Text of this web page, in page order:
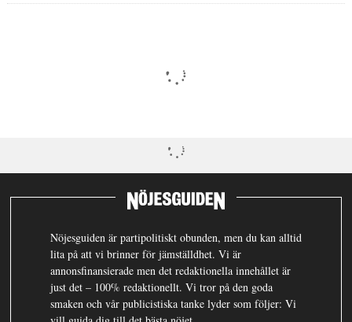
Nöjesguiden är partipolitiskt obunden, men du kan alltid
lita på att vi brinner för jämställdhet. Vi är
annonsfinansierade men det redaktionella innehållet är
just det – 100% redaktionellt. Vi tror på den goda
smaken och vår publicistiska tanke lyder som följer: Vi